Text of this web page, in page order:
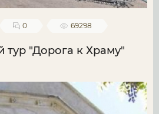
0 69298
тур "Дорога к Храму"